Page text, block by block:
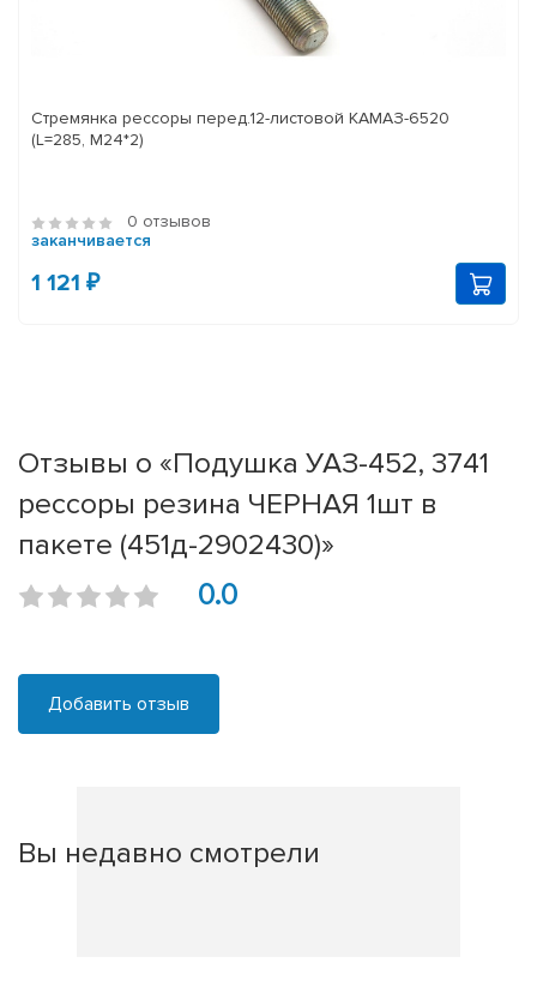
Стремянка рессоры перед.12-листовой КАМАЗ-6520
(L=285, М24*2)
0 отзывов
заканчивается
1 121 ₽
Отзывы о «Подушка УАЗ-452, 3741
рессоры резина ЧЕРНАЯ 1шт в
пакете (451д-2902430)»
0.0
Добавить отзыв
Вы недавно смотрели